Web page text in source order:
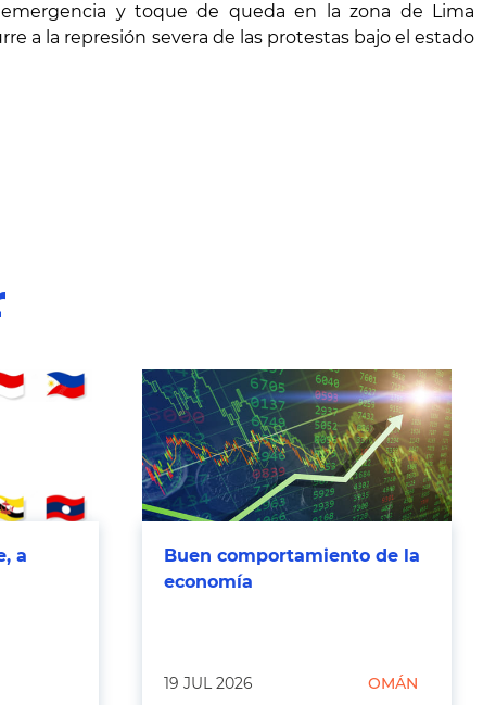
y toque de queda en la zona de Lima
a la represión severa de las protestas bajo el estado
a
Buen comportamiento de la
economía
19 JUL 2026 OMÁN